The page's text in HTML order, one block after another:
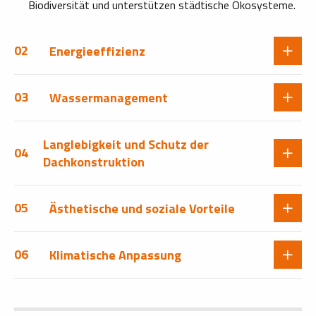
Biodiversität und unterstützen städtische Ökosysteme.
02 Energieeffizienz
03 Wassermanagement
04
Langlebigkeit und Schutz der
Dachkonstruktion
05 Ästhetische und soziale Vorteile
06 Klimatische Anpassung